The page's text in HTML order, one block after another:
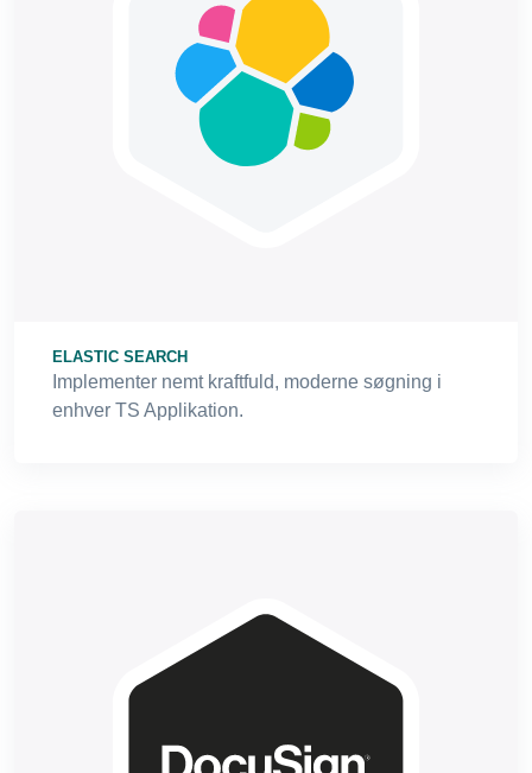
ELASTIC SEARCH
Implementer nemt kraftfuld, moderne søgning i
enhver TS Applikation.